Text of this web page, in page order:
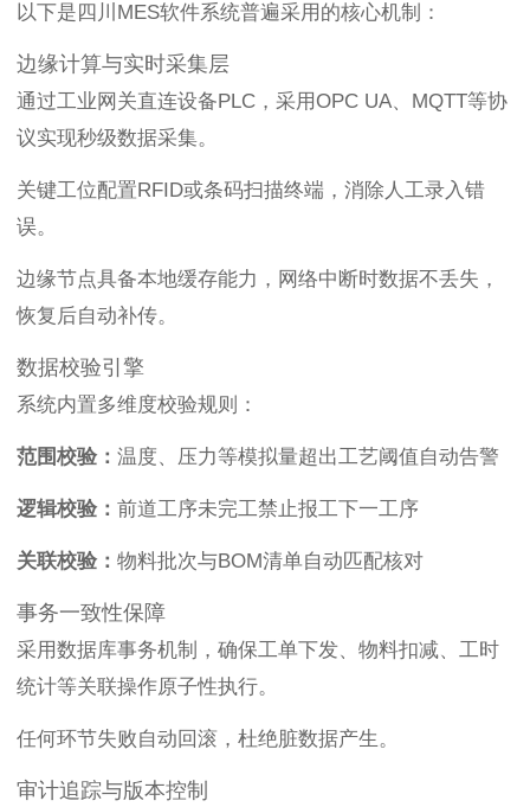
以下是四川MES软件系统普遍采用的核心机制：
边缘计算与实时采集层
通过工业网关直连设备PLC，采用OPC UA、MQTT等协
议实现秒级数据采集。
关键工位配置RFID或条码扫描终端，消除人工录入错
误。
边缘节点具备本地缓存能力，网络中断时数据不丢失，
恢复后自动补传。
数据校验引擎
系统内置多维度校验规则：
范围校验： 温度、压力等模拟量超出工艺阈值自动告警
逻辑校验： 前道工序未完工禁止报工下一工序
关联校验： 物料批次与BOM清单自动匹配核对
事务一致性保障
采用数据库事务机制，确保工单下发、物料扣减、工时
统计等关联操作原子性执行。
任何环节失败自动回滚，杜绝脏数据产生。
审计追踪与版本控制